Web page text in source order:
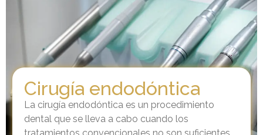
Cirugía endodóntica
La cirugía endodóntica es un procedimiento
dental que se lleva a cabo cuando los